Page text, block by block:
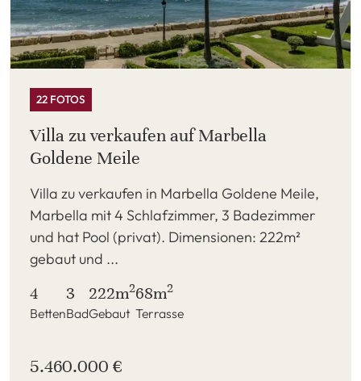
22 FOTOS
Villa zu verkaufen auf Marbella
Goldene Meile
Villa zu verkaufen in Marbella Goldene Meile,
Marbella mit 4 Schlafzimmer, 3 Badezimmer
und hat Pool (privat). Dimensionen: 222m²
gebaut und ...
4
Betten
3
Bad
222m2
Gebaut
68m2
Terrasse
5.460.000 €